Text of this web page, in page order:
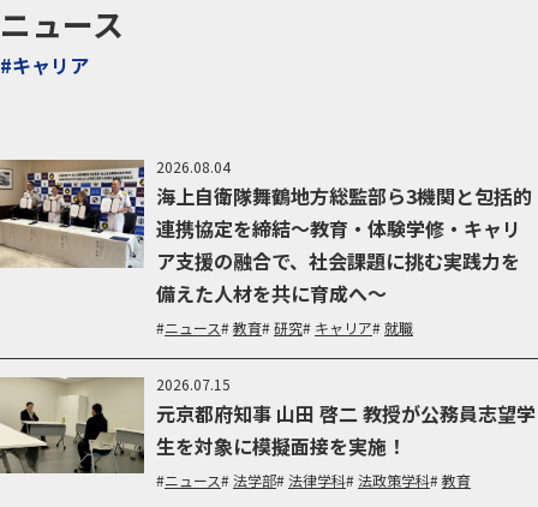
ニュース
#キャリア
2026.08.04
海上自衛隊舞鶴地方総監部ら3機関と包括的
連携協定を締結～教育・体験学修・キャリ
ア支援の融合で、社会課題に挑む実践力を
備えた人材を共に育成へ～
ニュース 教育 研究 キャリア 就職
2026.07.15
元京都府知事 山田 啓二 教授が公務員志望学
生を対象に模擬面接を実施！
ニュース 法学部 法律学科 法政策学科 教育